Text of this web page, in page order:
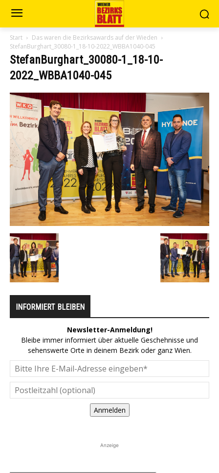
Start
Das waren die Bezirksawards auf der Wieden
StefanBurghart_30080-1_18-10-2022_WBBA1040-045
StefanBurghart_30080-1_18-10-
2022_WBBA1040-045
INFORMIERT BLEIBEN
Newsletter-Anmeldung!
Bleibe immer informiert über aktuelle Geschehnisse und
sehenswerte Orte in deinem Bezirk oder ganz Wien.
Anmelden
Anzeige